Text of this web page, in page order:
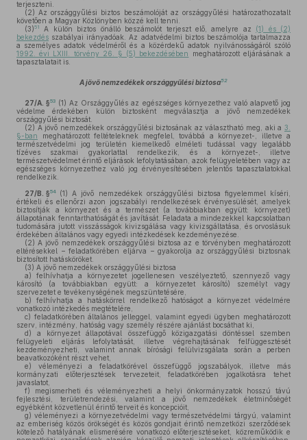
terjeszteni.
(2) Az országgyűlési biztos beszámolóját az országgyűlési határozathozatalt
követően a Magyar Közlönyben közzé kell tenni.
(3)51 A külön biztos önálló beszámolót terjeszt elő, amelyre az (1) és (2)
bekezdés szabályai irányadóak. Az adatvédelmi biztos beszámolója tartalmazza
a személyes adatok védelméről és a közérdekű adatok nyilvánosságáról szóló
1992. évi LXIII. törvény 26. § (5) bekezdésében
meghatározott eljárásának a
tapasztalatait is.
A jövő nemzedékek országgyűlési biztosa52
27/A. §53 (1) Az Országgyűlés az egészséges környezethez való alapvető jog
védelme érdekében külön biztosként megválasztja a jövő nemzedékek
országgyűlési biztosát.
(2) A jövő nemzedékek országgyűlési biztosának az választható meg, aki a 3.
§-ban meghatározott feltételeknek megfelel, továbbá a környezet-, illetve a
természetvédelmi jog területén kiemelkedő elméleti tudással vagy legalább
tízéves szakmai gyakorlattal rendelkezik, és a környezet-, illetve
természetvédelmet érintő eljárások lefolytatásában, azok felügyeletében vagy az
egészséges környezethez való jog érvényesítésében jelentős tapasztalatokkal
rendelkezik.
27/B. §54 (1) A jövő nemzedékek országgyűlési biztosa figyelemmel kíséri,
értékeli és ellenőrzi azon jogszabályi rendelkezések érvényesülését, amelyek
biztosítják a környezet és a természet (a továbbiakban együtt: környezet)
állapotának fenntarthatóságát és javítását. Feladata a mindezekkel kapcsolatban
tudomására jutott visszásságok kivizsgálása vagy kivizsgáltatása, és orvoslásuk
érdekében általános vagy egyedi intézkedések kezdeményezése.
(2) A jövő nemzedékek országgyűlési biztosa az e törvényben meghatározott
eltérésekkel – feladatkörében eljárva – gyakorolja az országgyűlési biztosnak
biztosított hatásköröket.
(3) A jövő nemzedékek országgyűlési biztosa
a) felhívhatja a környezetet jogellenesen veszélyeztető, szennyező vagy
károsító (a továbbiakban együtt: a környezetet károsító) személyt vagy
szervezetet e tevékenységének megszüntetésére,
b) felhívhatja a hatáskörrel rendelkező hatóságot a környezet védelmére
vonatkozó intézkedés megtételére,
c) feladatkörében általános jelleggel, valamint egyedi ügyben meghatározott
szerv, intézmény, hatóság vagy személy részére ajánlást bocsáthat ki,
d) a környezet állapotával összefüggő közigazgatási döntéssel szemben
felügyeleti eljárás lefolytatását, illetve végrehajtásának felfüggesztését
kezdeményezheti, valamint annak bírósági felülvizsgálata során a perben
beavatkozóként részt vehet,
e) véleményezi a feladatkörével összefüggő jogszabályok, illetve más
kormányzati előterjesztések tervezeteit, feladatkörében jogalkotásra tehet
javaslatot,
f) megismerheti és véleményezheti a helyi önkormányzatok hosszú távú
fejlesztési, területrendezési, valamint a jövő nemzedékek életminőségét
egyébként közvetlenül érintő terveit és koncepcióit,
g) véleményezi a környezetvédelmi vagy természetvédelmi tárgyú, valamint
az emberiség közös örökségét és közös gondjait érintő nemzetközi szerződések
kötelező hatályának elismerésére vonatkozó előterjesztéseket, közreműködik e